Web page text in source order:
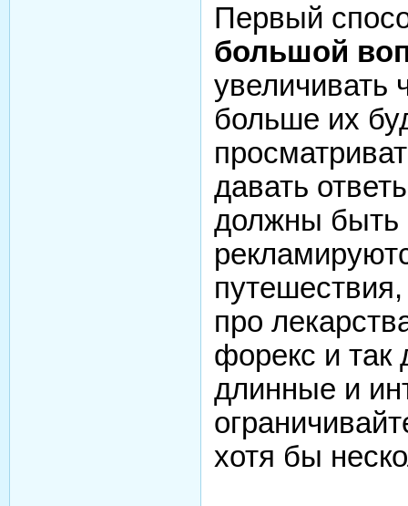
Первый
большой
увеличивать
больше их
давать
должны быть
про
форекс и так
длинные и
хотя бы